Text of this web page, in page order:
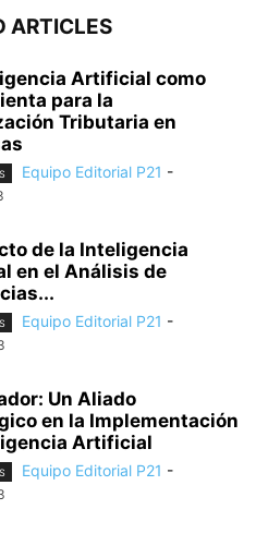
ARTICLES
Artificial como
para la
Tributaria en
Equipo Editorial P21 -
de la Inteligencia
en el Análisis de
Equipo Editorial P21 -
Un Aliado
en la Implementación
Artificial
Equipo Editorial P21 -